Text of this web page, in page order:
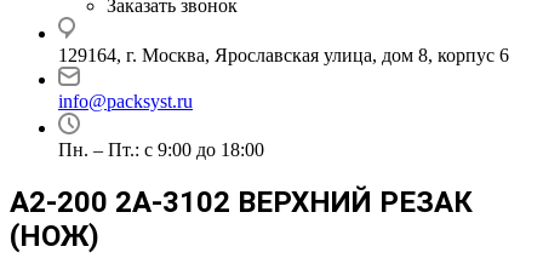
Заказать звонок
129164, г. Москва, Ярославская улица, дом 8, корпус 6
info@packsyst.ru
Пн. – Пт.: с 9:00 до 18:00
A2-200 2A-3102 ВЕРХНИЙ РЕЗАК
(НОЖ)